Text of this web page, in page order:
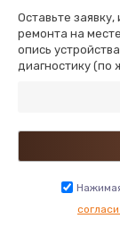
Оставьте
ремонта на
опись
диагностику (по